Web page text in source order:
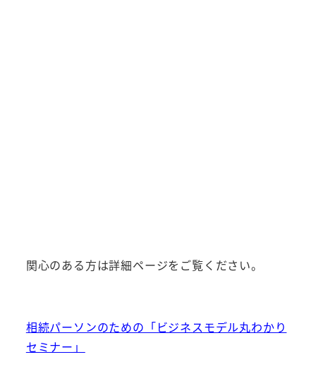
関心のある方は詳細ページをご覧ください。
相続パーソンのための「ビジネスモデル丸わかり
セミナー」